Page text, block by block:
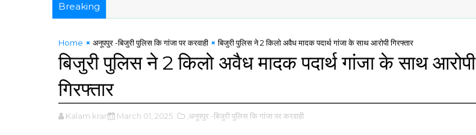
Breaking
Home अनूपपुर -बिजुरी पुलिस कि गांजा पर करवाही बिजुरी पुलिस ने 2 किलो अवैध मादक पदार्थ गांजा के साथ आरोपी गिरफ्तार
बिजुरी पुलिस ने 2 किलो अवैध मादक पदार्थ गांजा के साथ आरोपी
गिरफ्तार
Kalam kranti March 01, 2025 ,अनूपपुर -बिजुरी पुलिस कि गांजा पर करवाही